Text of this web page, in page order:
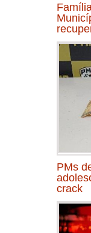
PMs
crack